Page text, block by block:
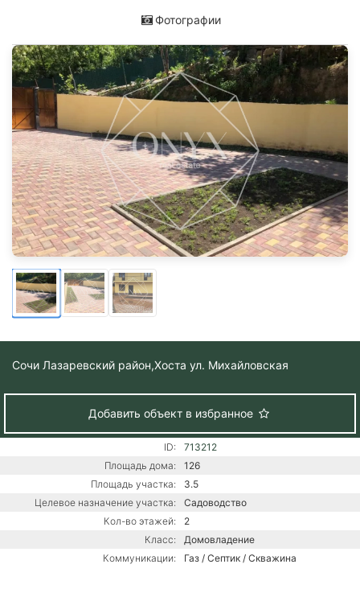
Фотографии
Сочи Лазаревский район,Хоста ул. Михайловская
Добавить объект в избранное
ID:
713212
Площадь дома:
126
Площадь участка:
3.5
Целевое назначение участка:
Садоводство
Кол-во этажей:
2
Класс:
Домовладение
Коммуникации:
Газ / Септик / Скважина